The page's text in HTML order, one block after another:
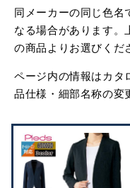
同メーカーの同じ色名
なる場合があります。
の商品よりお選びくだ
ページ内の情報はカタ
品仕様・細部名称の変